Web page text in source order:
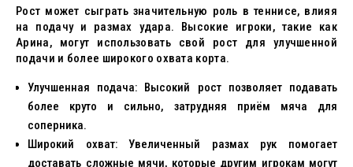
Рост может сыграть значительную роль в теннисе, влияя
на подачу и размах удара. Высокие игроки, такие как
Арина, могут использовать свой рост для улучшенной
подачи и более широкого охвата корта.
Улучшенная подача: Высокий рост позволяет подавать
более круто и сильно, затрудняя приём мяча для
соперника.
Широкий охват: Увеличенный размах рук помогает
доставать сложные мячи, которые другим игрокам могут